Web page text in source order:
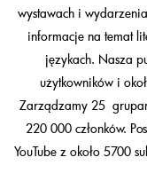
wystawach i
informacje na temat
językach. Nasza
użytkowników i
Zarządzamy 25
220 000 członków.
YouTube z około 5700